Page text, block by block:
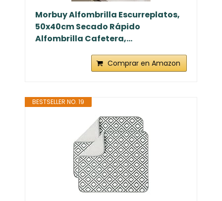
Morbuy Alfombrilla Escurreplatos,
50x40cm Secado Rápido
Alfombrilla Cafetera,...
Comprar en Amazon
BESTSELLER NO. 19